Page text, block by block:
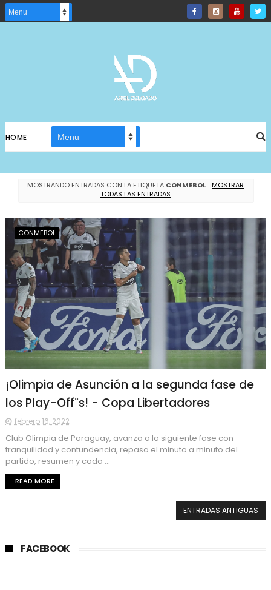
HOME
MOSTRANDO ENTRADAS CON LA ETIQUETA CONMEBOL. MOSTRAR
TODAS LAS ENTRADAS
CONMEBOL
¡Olimpia de Asunción a la segunda fase de
los Play-Off¨s! - Copa Libertadores
febrero 16, 2022
Club Olimpia de Paraguay, avanza a la siguiente fase con
tranquilidad y contundencia, repasa el minuto a minuto del
partido, resumen y cada ...
READ MORE
ENTRADAS ANTIGUAS
FACEBOOK